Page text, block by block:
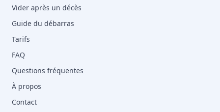
Vider après un décès
Guide du débarras
Tarifs
FAQ
Questions fréquentes
À propos
Contact